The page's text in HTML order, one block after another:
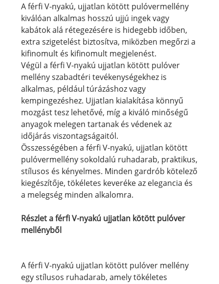
A férfi V-nyakú, ujjatlan kötött pulóvermellény
kiválóan alkalmas hosszú ujjú ingek vagy
kabátok alá rétegezésére is hidegebb időben,
extra szigetelést biztosítva, miközben megőrzi a
kifinomult és kifinomult megjelenést.
Végül a férfi V-nyakú ujjatlan kötött pulóver
mellény szabadtéri tevékenységekhez is
alkalmas, például túrázáshoz vagy
kempingezéshez. Ujjatlan kialakítása könnyű
mozgást tesz lehetővé, míg a kiváló minőségű
anyagok melegen tartanak és védenek az
időjárás viszontagságaitól.
Összességében a férfi V-nyakú, ujjatlan kötött
pulóvermellény sokoldalú ruhadarab, praktikus,
stílusos és kényelmes. Minden gardrób kötelező
kiegészítője, tökéletes keveréke az elegancia és
a melegség minden alkalomra.
Részlet a férfi V-nyakú ujjatlan kötött pulóver
mellényből
A férfi V-nyakú ujjatlan kötött pulóver mellény
egy stílusos ruhadarab, amely tökéletes